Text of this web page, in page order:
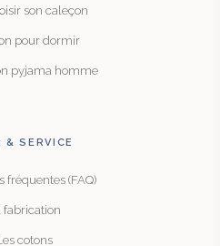
son caleçon
pour dormir
pyjama homme
& SERVICE
fréquentes (FAQ)
fabrication
cotons